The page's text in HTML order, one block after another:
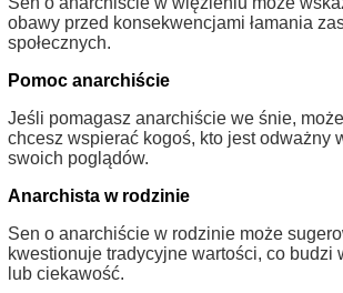
obawy przed konsekwencjami łamania
społecznych.
Pomoc anarchiście
Jeśli pomagasz anarchiście we śnie,
chcesz wspierać kogoś, kto jest odważny
swoich poglądów.
Anarchista w rodzinie
Sen o anarchiście w rodzinie może
kwestionuje tradycyjne wartości, co budzi
lub ciekawość.